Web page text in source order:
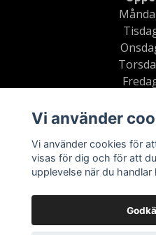
69kr frakt
Din beställning
Vi använder
Vi använder cookies för
visas för dig och för att
upplevelse när du handlar